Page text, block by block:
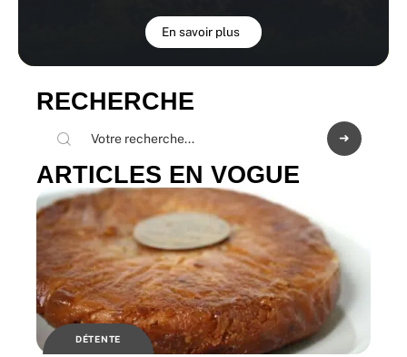
En savoir plus
RECHERCHE
ARTICLES EN VOGUE
DÉTENTE